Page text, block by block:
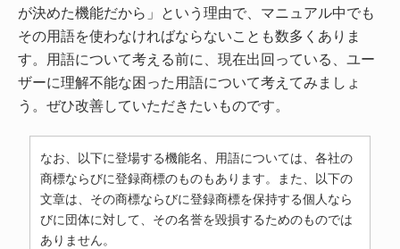
が決めた機能だから」という理由で、マニュアル中でも
その用語を使わなければならないことも数多くありま
す。用語について考える前に、現在出回っている、ユー
ザーに理解不能な困った用語について考えてみましょ
う。ぜひ改善していただきたいものです。
なお、以下に登場する機能名、用語については、各社の
商標ならびに登録商標のものもあります。また、以下の
文章は、その商標ならびに登録商標を保持する個人なら
びに団体に対して、その名誉を毀損するためのものでは
ありません。